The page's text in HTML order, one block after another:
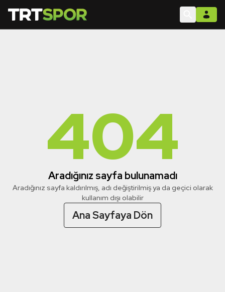
404
Aradığınız sayfa bulunamadı
Aradığınız sayfa kaldırılmış, adı değiştirilmiş ya da geçici olarak
kullanım dışı olabilir
Ana Sayfaya Dön